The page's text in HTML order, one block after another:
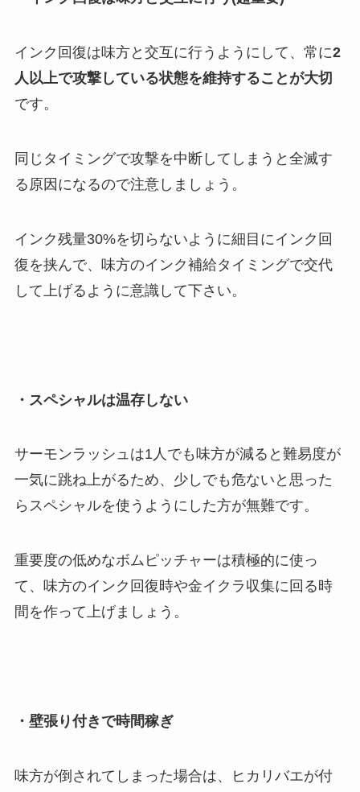
インク回復は味方と交互に行うようにして、常に2
人以上で攻撃している状態を維持することが大切
です。
同じタイミングで攻撃を中断してしまうと全滅す
る原因になるので注意しましょう。
インク残量30%を切らないように細目にインク回
復を挟んで、味方のインク補給タイミングで交代
して上げるように意識して下さい。
・スペシャルは温存しない
サーモンラッシュは1人でも味方が減ると難易度が
一気に跳ね上がるため、少しでも危ないと思った
らスペシャルを使うようにした方が無難です。
重要度の低めなボムピッチャーは積極的に使っ
て、味方のインク回復時や金イクラ収集に回る時
間を作って上げましょう。
・壁張り付きで時間稼ぎ
味方が倒されてしまった場合は、ヒカリバエが付